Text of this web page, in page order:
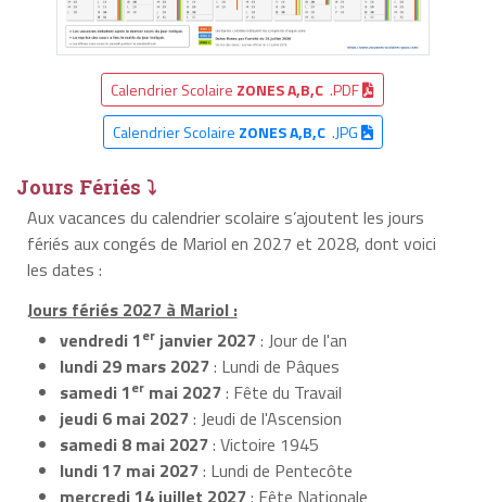
Calendrier Scolaire ZONES A,B,C .PDF
Calendrier Scolaire ZONES A,B,C.JPG
Jours Fériés ⤵
Aux vacances du calendrier scolaire s’ajoutent les jours
fériés aux congés de Mariol en 2027 et 2028, dont voici
les dates :
Jours fériés 2027 à Mariol :
vendredi 1er janvier 2027: Jour de l'an
lundi 29 mars 2027: Lundi de Pâques
samedi 1er mai 2027: Fête du Travail
jeudi 6 mai 2027: Jeudi de l'Ascension
samedi 8 mai 2027: Victoire 1945
lundi 17 mai 2027: Lundi de Pentecôte
mercredi 14 juillet 2027: Fête Nationale